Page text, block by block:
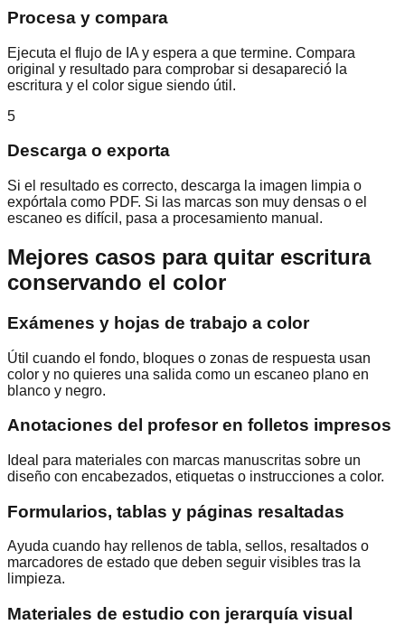
Procesa y compara
Ejecuta el flujo de IA y espera a que termine. Compara
original y resultado para comprobar si desapareció la
escritura y el color sigue siendo útil.
5
Descarga o exporta
Si el resultado es correcto, descarga la imagen limpia o
expórtala como PDF. Si las marcas son muy densas o el
escaneo es difícil, pasa a procesamiento manual.
Mejores casos para quitar escritura
conservando el color
Exámenes y hojas de trabajo a color
Útil cuando el fondo, bloques o zonas de respuesta usan
color y no quieres una salida como un escaneo plano en
blanco y negro.
Anotaciones del profesor en folletos impresos
Ideal para materiales con marcas manuscritas sobre un
diseño con encabezados, etiquetas o instrucciones a color.
Formularios, tablas y páginas resaltadas
Ayuda cuando hay rellenos de tabla, sellos, resaltados o
marcadores de estado que deben seguir visibles tras la
limpieza.
Materiales de estudio con jerarquía visual